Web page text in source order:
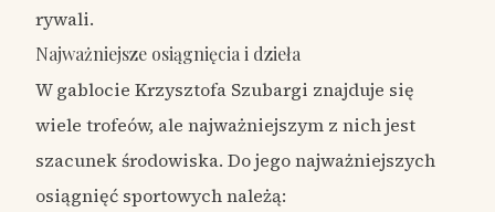
rywali.
Najważniejsze osiągnięcia i dzieła
W gablocie Krzysztofa Szubargi znajduje się
wiele trofeów, ale najważniejszym z nich jest
szacunek środowiska. Do jego najważniejszych
osiągnięć sportowych należą: